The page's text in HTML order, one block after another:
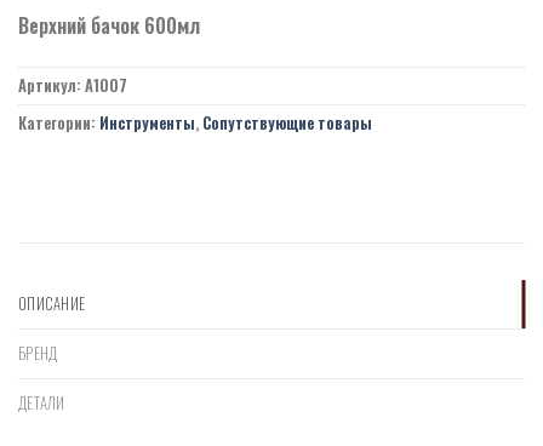
Верхний бачок 600мл
Артикул: A1007
Категории: Инструменты, Сопутствующие товары
ОПИСАНИЕ
БРЕНД
ДЕТАЛИ